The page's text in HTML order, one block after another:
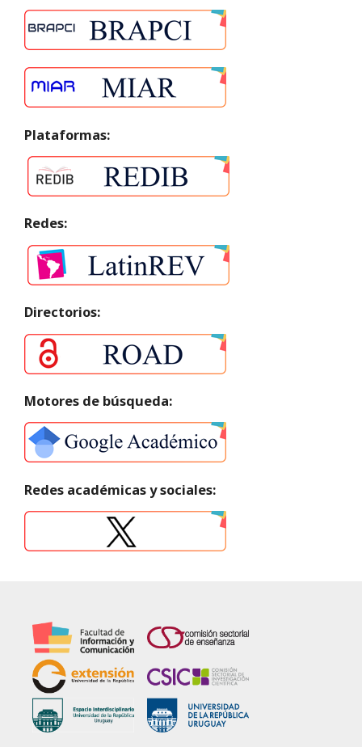
Plataformas:
Redes:
Directorios:
Motores de búsqueda:
Redes académicas y sociales: